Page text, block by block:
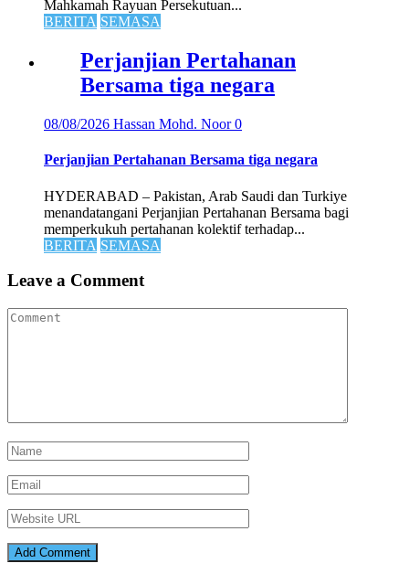
Mahkamah Rayuan Persekutuan...
BERITA SEMASA
Perjanjian Pertahanan
Bersama tiga negara
08/08/2026 Hassan Mohd. Noor0
Perjanjian Pertahanan Bersama tiga negara
HYDERABAD – Pakistan, Arab Saudi dan Turkiye
menandatangani Perjanjian Pertahanan Bersama bagi
memperkukuh pertahanan kolektif terhadap...
BERITA SEMASA
Leave a Comment